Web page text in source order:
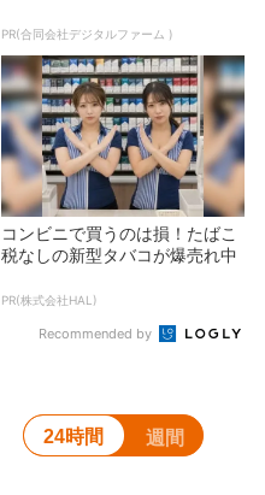
PR(合同会社デジタルファーム )
コンビニで買うのは損！たばこ
税なしの新型タバコが爆売れ中
PR(株式会社HAL)
Recommended by
24時間 週間